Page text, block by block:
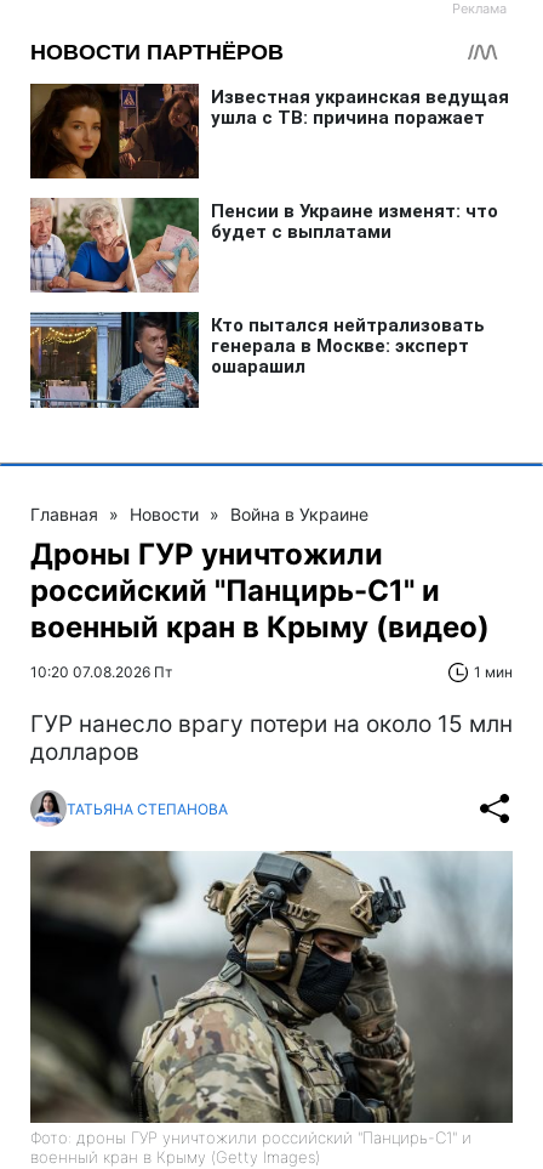
Главная » Новости » Война в Украине
Дроны ГУР уничтожили
российский "Панцирь-С1" и
военный кран в Крыму (видео)
10:20 07.08.2026 Пт 1 мин
ГУР нанесло врагу потери на около 15 млн
долларов
ТАТЬЯНА СТЕПАНОВА
Фото: дроны ГУР уничтожили российский "Панцирь-С1" и
военный кран в Крыму (Getty Images)